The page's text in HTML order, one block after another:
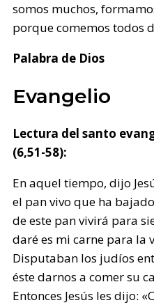
somos muchos,
porque comemos todos
Palabra de Dios
Evangelio
Lectura del santo
(6,51-58):
En aquel tiempo, dijo
el pan vivo que ha
de este pan vivirá para
daré es mi carne para la
Disputaban los judíos
éste darnos a comer su
Entonces Jesús les dijo: